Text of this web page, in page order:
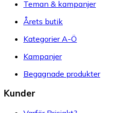
Teman & kampanjer
Årets butik
Kategorier A-Ö
Kampanjer
Begagnade produkter
Kunder